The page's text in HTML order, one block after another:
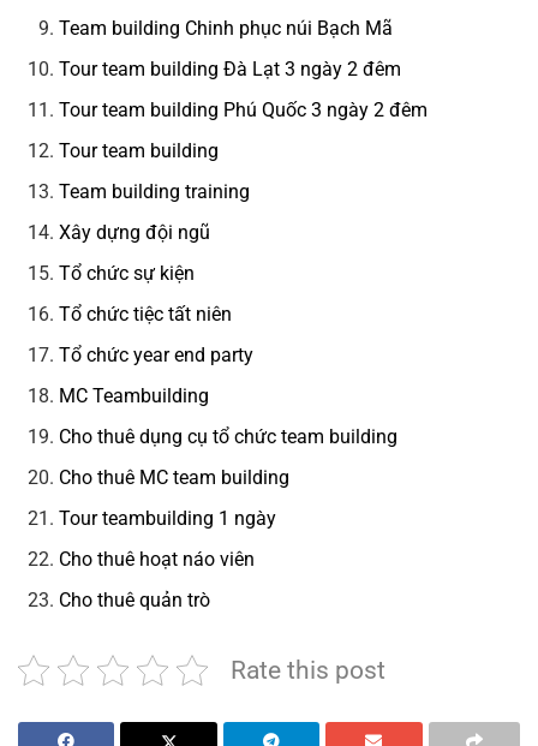
Team building Chinh phục núi Bạch Mã
Tour team building Đà Lạt 3 ngày 2 đêm
Tour team building Phú Quốc 3 ngày 2 đêm
Tour team building
Team building training
Xây dựng đội ngũ
Tổ chức sự kiện
Tổ chức tiệc tất niên
Tổ chức year end party
MC Teambuilding
Cho thuê dụng cụ tổ chức team building
Cho thuê MC team building
Tour teambuilding 1 ngày
Cho thuê hoạt náo viên
Cho thuê quản trò
Rate this post